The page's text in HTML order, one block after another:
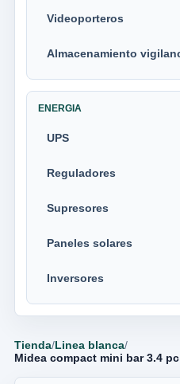
Videoporteros
Almacenamiento
ENERGIA
UPS
Reguladores
Supresores
Paneles solares
Inversores
Tienda/Linea blanca/
Midea compact mini bar 3.4 pc